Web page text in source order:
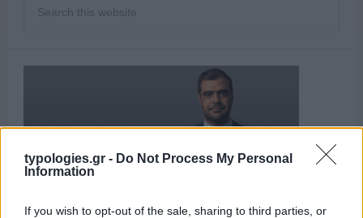
typologies.gr - Do Not Process My Personal
Information
If you wish to opt-out of the sale, sharing to third parties, or